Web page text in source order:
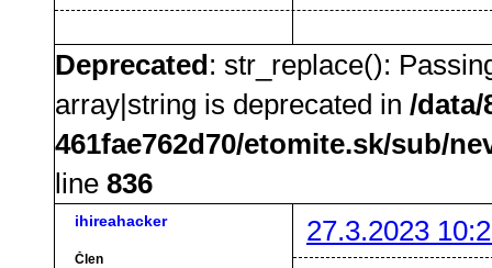
Deprecated: str_replace():
array|string is deprecated in /data/
461fae762d70/etomite.sk/sub/
line 836
ihireahacker 27.3.2023
Člen